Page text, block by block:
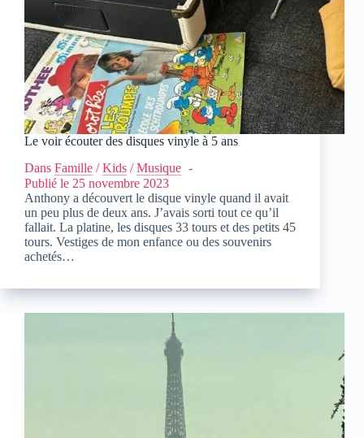
Le voir écouter des disques vinyle à 5 ans
Dans Famille /Kids /Musique
Publié le 25 novembre 2023
Anthony a découvert le disque vinyle quand il avait
un peu plus de deux ans. J’avais sorti tout ce qu’il
fallait. La platine, les disques 33 tours et des petits 45
tours. Vestiges de mon enfance ou des souvenirs
achetés…